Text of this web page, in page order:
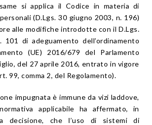
si applica il Codice in materia di
(D.Lgs. 30 giugno 2003, n. 196)
alle modifiche introdotte con il D.Lgs.
di adeguamento dell’ordinamento
(UE) 2016/679 del Parlamento
del 27 aprile 2016, entrato in vigore
99, comma 2, del Regolamento).
impugnata è immune da vizi laddove,
applicabile ha affermato, in
decisione, che l’uso di sistemi di